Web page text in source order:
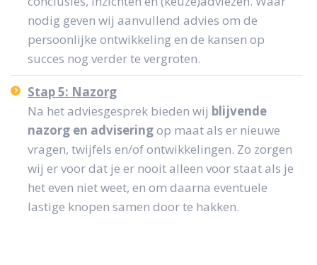
nodig geven wij aanvullend advies om de
persoonlijke ontwikkeling en de kansen op
succes nog verder te vergroten.
Stap 5: Nazorg
Na het adviesgesprek bieden wij blijvende
nazorg en adviseringop maat als er nieuwe
vragen, twijfels en/of ontwikkelingen. Zo zorgen
wij er voor dat je er nooit alleen voor staat als je
het even niet weet, en om daarna eventuele
lastige knopen samen door te hakken.